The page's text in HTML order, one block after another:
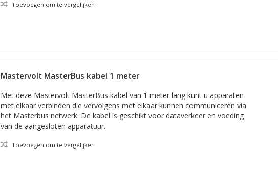
Toevoegen om te vergelijken
Mastervolt MasterBus kabel 1 meter
Met deze Mastervolt MasterBus kabel van 1 meter lang kunt u apparaten
met elkaar verbinden die vervolgens met elkaar kunnen communiceren via
het Masterbus netwerk. De kabel is geschikt voor dataverkeer en voeding
van de aangesloten apparatuur.
Toevoegen om te vergelijken